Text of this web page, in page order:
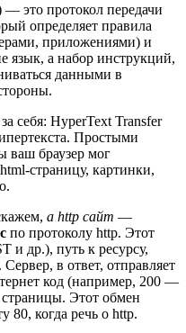
это протокол передачи
определяет правила
приложениями) и
язык, а набор инструкций,
данными в
себя: HyperText Transfer
Простыми
ваш браузер мог
страницу, картинки,
a http сайт —
по протоколу http. Этот
и др.), путь к ресурсу,
в ответ, отправляет
код (например, 200 —
Этот обмен
80, когда речь о http.